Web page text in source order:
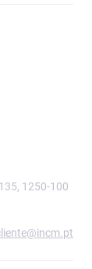
1250-100